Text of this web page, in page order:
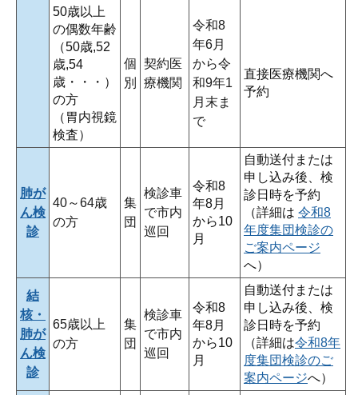
50歳以上
の偶数年齢
（50歳,52
歳,54
歳・・・）
の方
（胃内視鏡
検査）
個
別
契約医
療機関
令和8
年6月
から令
和9年1
月末ま
で
直接医療機関へ
予約
肺が
ん検
診
40～64歳
の方
集
団
検診車
で市内
巡回
令和8
年8月
から10
月
自動送付または
申し込み後、検
診日時を予約
（詳細は 令和8
年度集団検診の
ご案内ページ
へ）
結
核・
肺が
ん検
診
65歳以上
の方
集
団
検診車
で市内
巡回
令和8
年8月
から10
月
自動送付または
申し込み後、検
診日時を予約
（詳細は令和8年
度集団検診のご
案内ページへ）